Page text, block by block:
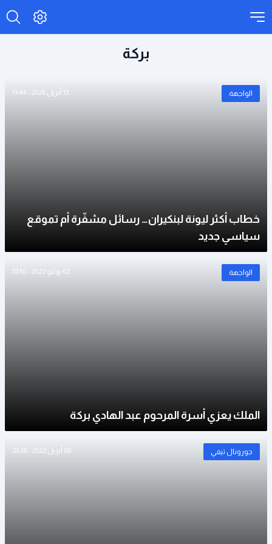
بركة
الواجهة 13 أبريل 2026 - 13:44
خطاب أكثر ليونة لبنكيران… رسائل مشفّرة أم تموقع
سياسي جديد
الواجهة 02 يوليو 2022 - 18:50
الملك يعزي أسرة المرحوم عبد الهادي بركة
جورونال تيفي 08 أبريل 2022 - 23:38